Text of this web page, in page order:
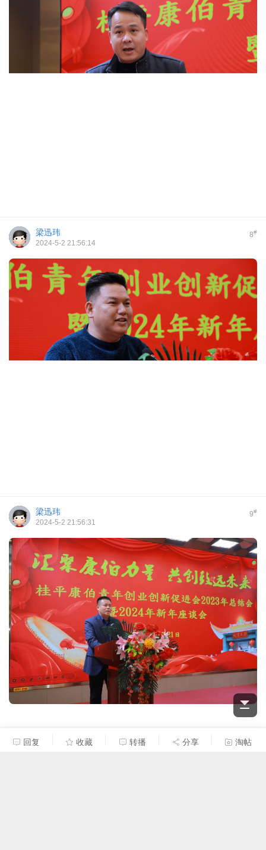
8#
梁迅玮
2024-5-2 21:56:14
9#
梁迅玮
2024-5-2 21:56:31
回复 收藏 转播 分享 淘帖